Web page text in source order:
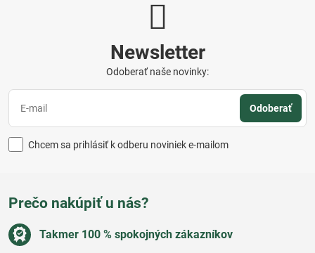
Newsletter
Odoberať naše novinky:
Odoberať
Chcem sa prihlásiť k odberu noviniek e-mailom
Prečo nakúpiť u nás?
Takmer 100 % spokojných zákazníkov